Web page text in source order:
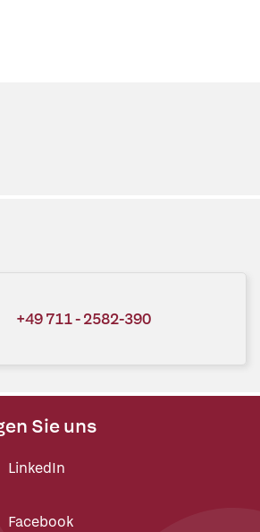
+49 711 - 2582-390
Sie uns
LinkedIn
Facebook